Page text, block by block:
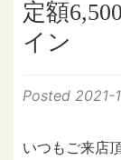
定額
イン
Posted 2021-
いつもご来店